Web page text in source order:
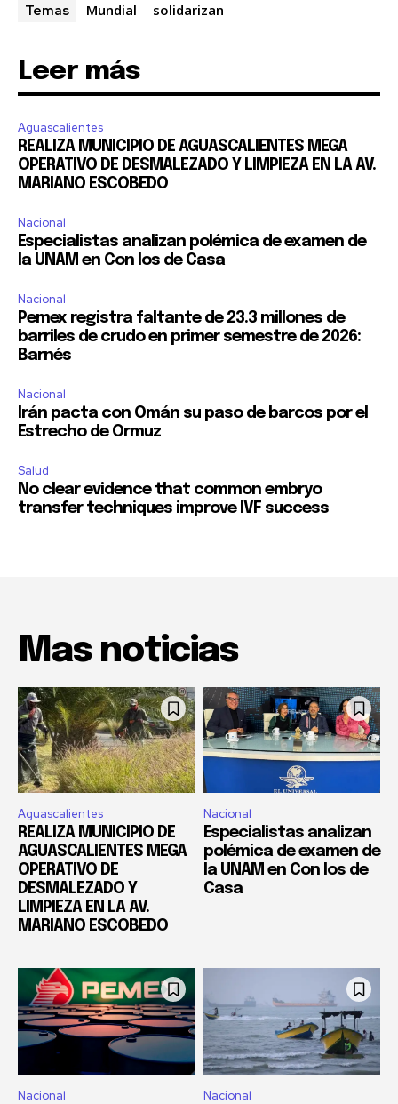
conversación.
y da click en el botón de "suscribir". No te preocupes,
Acepto laPolítica de Privacidad.
32,111
Seguidores
32,214 11,243
Temas Mundial solidarizan
Leer más
Aguascalientes
REALIZA MUNICIPIO DE AGUASCALIENTES MEGA
OPERATIVO DE DESMALEZADO Y LIMPIEZA EN LA AV.
MARIANO ESCOBEDO
Nacional
Especialistas analizan polémica de examen de
la UNAM en Con los de Casa
Nacional
Pemex registra faltante de 23.3 millones de
barriles de crudo en primer semestre de 2026:
Barnés
Nacional
Irán pacta con Omán su paso de barcos por el
Estrecho de Ormuz
Salud
No clear evidence that common embryo
transfer techniques improve IVF success
Mas noticias
Aguascalientes
REALIZA MUNICIPIO DE
AGUASCALIENTES MEGA
OPERATIVO DE
DESMALEZADO Y
LIMPIEZA EN LA AV.
MARIANO ESCOBEDO
Nacional
Especialistas analizan
polémica de examen de
la UNAM en Con los de
Casa
Nacional Nacional